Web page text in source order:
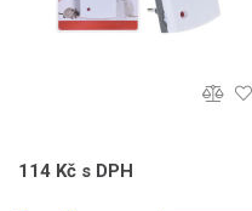
114 Kč s DPH